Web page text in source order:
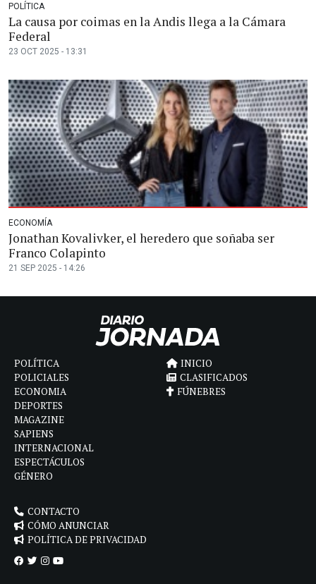
POLÍTICA
La causa por coimas en la Andis llega a la Cámara
Federal
23 OCT 2025 - 13:31
ECONOMÍA
Jonathan Kovalivker, el heredero que soñaba ser
Franco Colapinto
21 SEP 2025 - 14:26
POLÍTICA
POLICIALES
ECONOMIA
DEPORTES
MAGAZINE
SAPIENS
INTERNACIONAL
ESPECTÁCULOS
GÉNERO
INICIO
CLASIFICADOS
FÚNEBRES
CONTACTO
CÓMO ANUNCIAR
POLÍTICA DE PRIVACIDAD